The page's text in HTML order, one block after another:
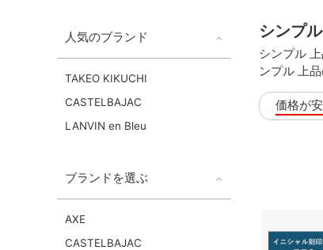
人気のブランド
TAKEO KIKUCHI
CASTELBAJAC
LANVIN en Bleu
ブランドを選ぶ
AXE
CASTELBAJAC
シンプ
シンプル
ンプル 上
価格が